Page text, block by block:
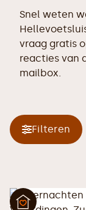
Snel weten
vraag gratis
reacties van
mailbox.
Filteren